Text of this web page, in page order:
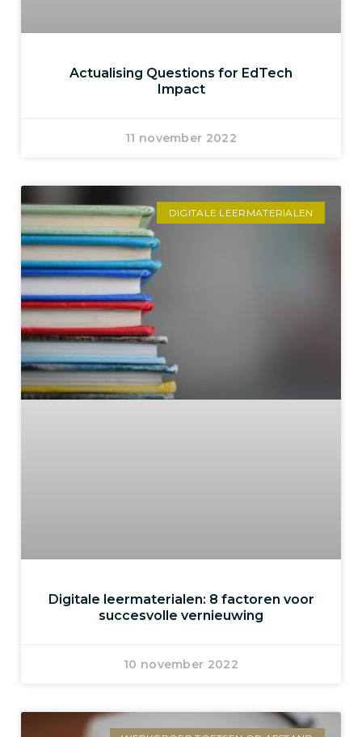
Actualising Questions for EdTech
Impact
11 november 2022
DIGITALE LEERMATERIALEN
Digitale leermaterialen: 8 factoren voor
succesvolle vernieuwing
10 november 2022